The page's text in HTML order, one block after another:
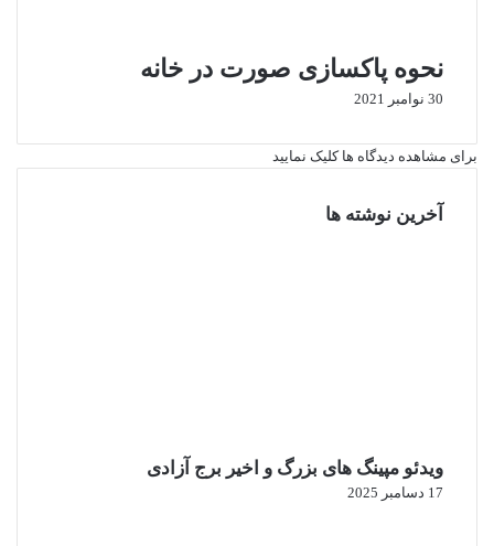
نحوه پاکسازی صورت در خانه
30 نوامبر 2021
برای مشاهده دیدگاه ها کلیک نمایید
آخرین نوشته ها
ویدئو مپینگ های بزرگ و اخیر برج آزادی
17 دسامبر 2025